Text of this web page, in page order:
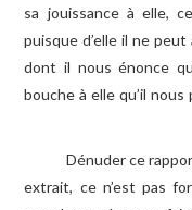
sa jouissance à elle,
puisque d’elle il ne
dont il nous énonce
bouche à elle qu’il nous
Dénuder ce rapport
extrait, ce n’est pas